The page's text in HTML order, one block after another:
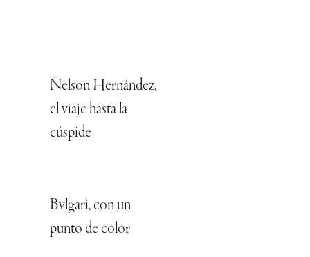
Nelson Hernández,
el viaje hasta la
cúspide
Bvlgari, con un
punto de color